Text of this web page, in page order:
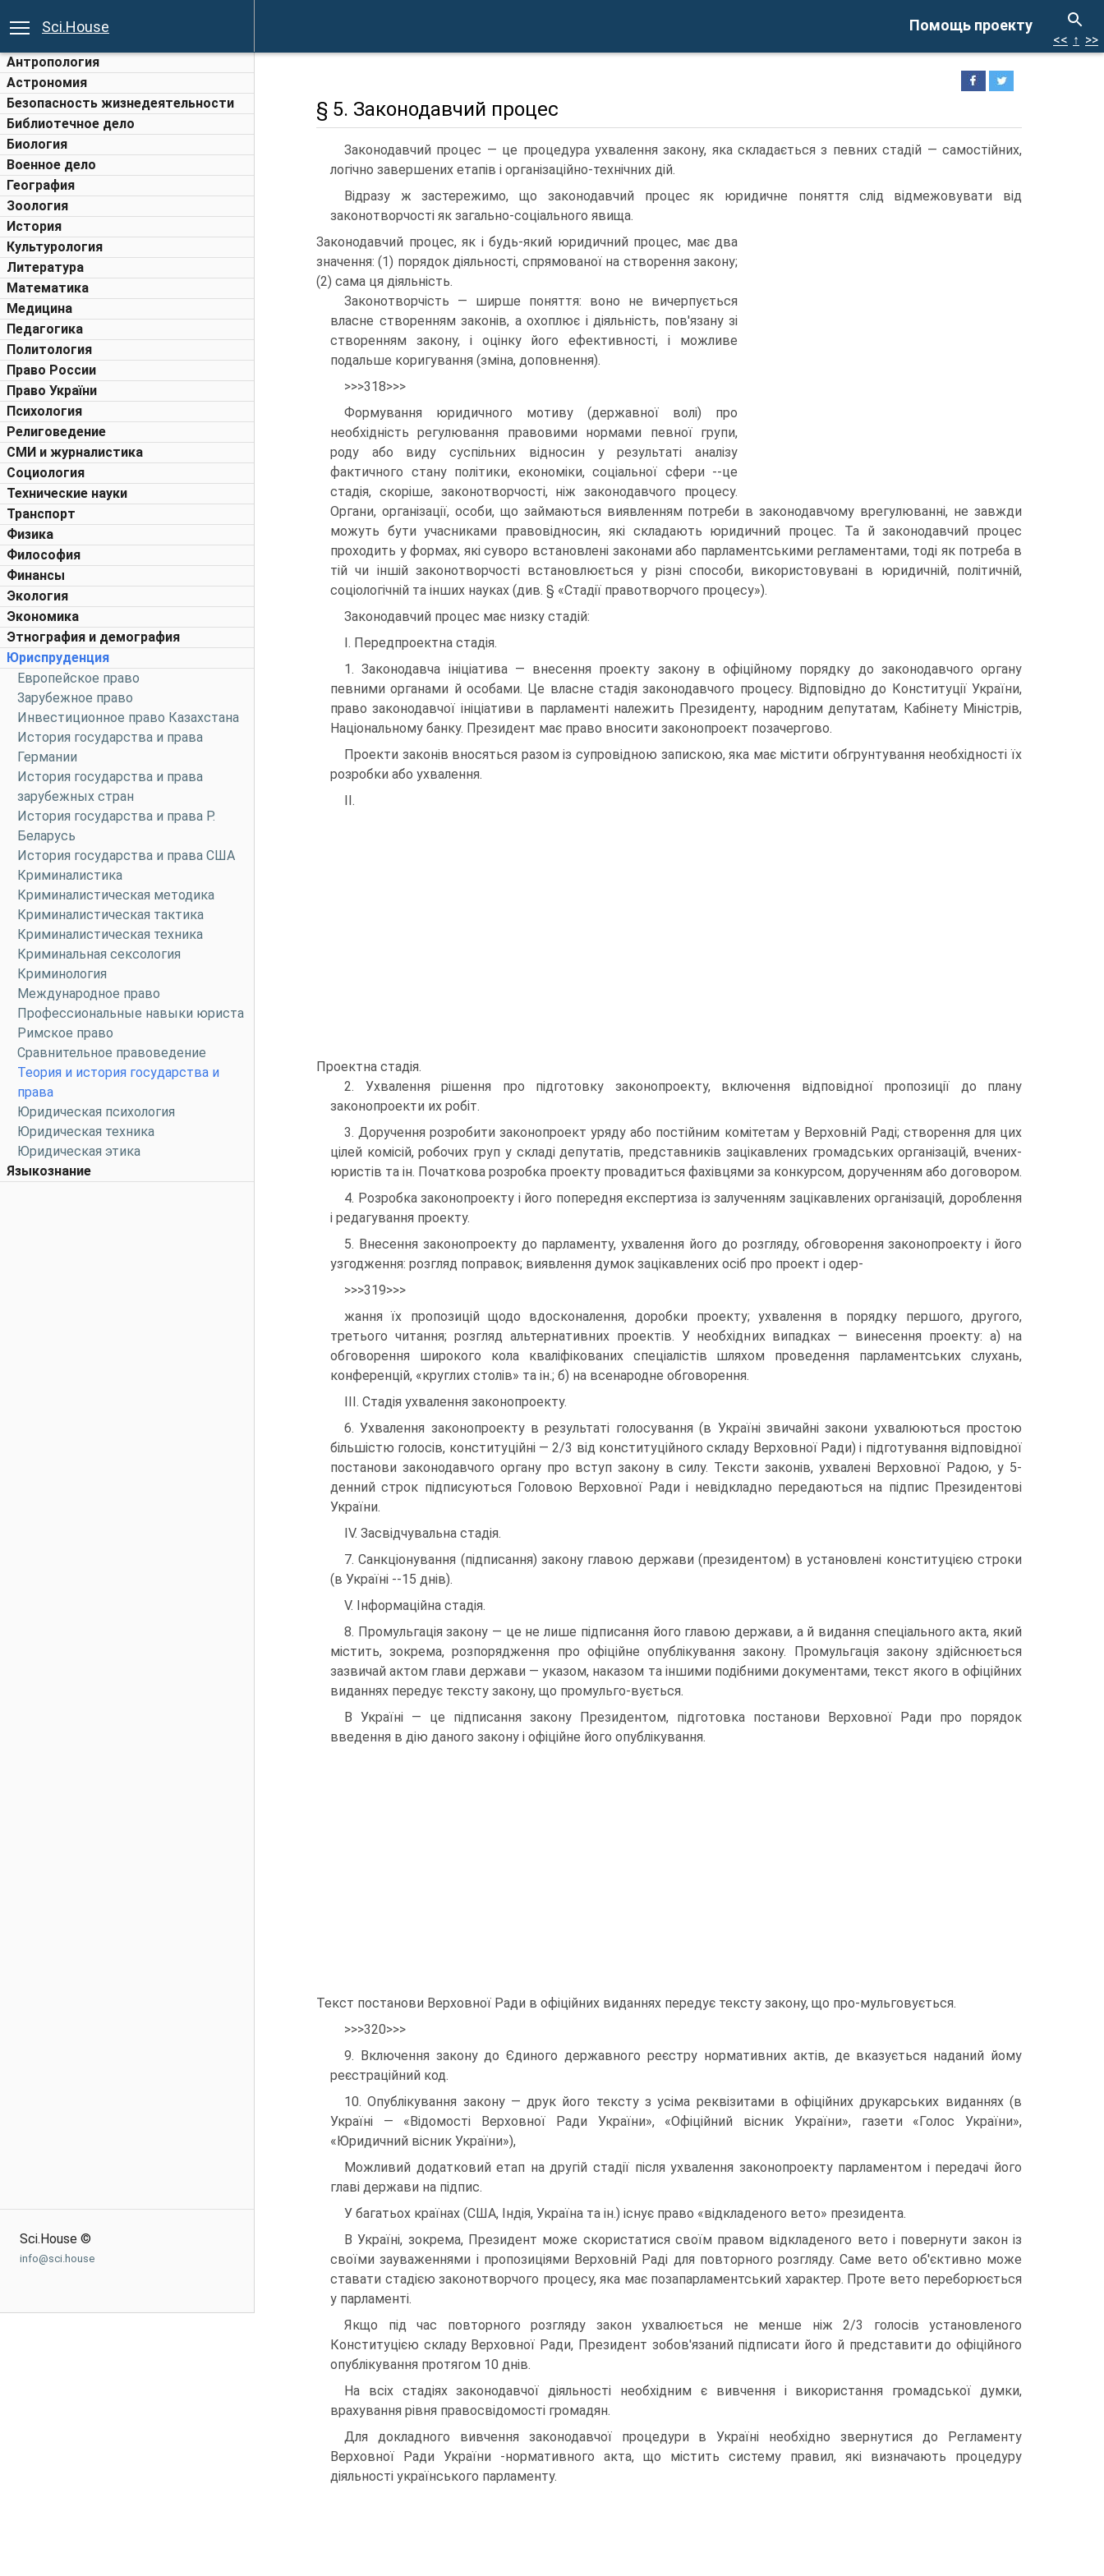
Помощь проекту
Sci.House
Антропология
Астрономия
Безопасность жизнедеятельности
Библиотечное дело
Биология
Военное дело
География
Зоология
История
Культурология
Литература
Математика
Медицина
Педагогика
Политология
Право России
Право України
Психология
Религоведение
СМИ и журналистика
Социология
Технические науки
Транспорт
Физика
Философия
Финансы
Экология
Экономика
Этнография и демография
Юриспруденция
Европейское право
Зарубежное право
Инвестиционное право Казахстана
История государства и права
Германии
История государства и права
зарубежных стран
История государства и права Р.
Беларусь
История государства и права США
Криминалистика
Криминалистическая методика
Криминалистическая тактика
Криминалистическая техника
Криминальная сексология
Криминология
Международное право
Профессиональные навыки юриста
Римское право
Сравнительное правоведение
Теория и история государства и
права
Юридическая психология
Юридическая техника
Юридическая этика
Языкознание
Sci.House ©
info@sci.house
<< ↑ >>
§ 5. Законодавчий процес
Законодавчий процес — це процедура ухвалення закону, яка складається з певних стадій — самостійних,
логічно завершених етапів і організаційно-технічних дій.
Відразу ж застережимо, що законодавчий процес як юридичне поняття слід відмежовувати від
законотворчості як загально-соціального явища.
Законодавчий процес, як і будь-який юридичний процес, має два
значення: (1) порядок діяльності, спрямованої на створення закону;
(2) сама ця діяльність.
Законотворчість — ширше поняття: воно не вичерпується
власне створенням законів, а охоплює і діяльність, пов'язану зі
створенням закону, і оцінку його ефективності, і можливе
подальше коригування (зміна, доповнення).
>>>318>>>
Формування юридичного мотиву (державної волі) про
необхідність регулювання правовими нормами певної групи,
роду або виду суспільних відносин у результаті аналізу
фактичного стану політики, економіки, соціальної сфери --це
стадія, скоріше, законотворчості, ніж законодавчого процесу.
Органи, організації, особи, що займаються виявленням потреби в законодавчому врегулюванні, не завжди
можуть бути учасниками правовідносин, які складають юридичний процес. Та й законодавчий процес
проходить у формах, які суворо встановлені законами або парламентськими регламентами, тоді як потреба в
тій чи іншій законотворчості встановлюється у різні способи, використовувані в юридичній, політичній,
соціологічній та інших науках (див. § «Стадії правотворчого процесу»).
Законодавчий процес має низку стадій:
І. Передпроектна стадія.
1. Законодавча ініціатива — внесення проекту закону в офіційному порядку до законодавчого органу
певними органами й особами. Це власне стадія законодавчого процесу. Відповідно до Конституції України,
право законодавчої ініціативи в парламенті належить Президенту, народним депутатам, Кабінету Міністрів,
Національному банку. Президент має право вносити законопроект позачергово.
Проекти законів вносяться разом із супровідною запискою, яка має містити обгрунтування необхідності їх
розробки або ухвалення.
II.
Проектна стадія.
2. Ухвалення рішення про підготовку законопроекту, включення відповідної пропозиції до плану
законопроекти их робіт.
3. Доручення розробити законопроект уряду або постійним комітетам у Верховній Раді; створення для цих
цілей комісій, робочих груп у складі депутатів, представників зацікавлених громадських організацій, вчених-
юристів та ін. Початкова розробка проекту провадиться фахівцями за конкурсом, дорученням або договором.
4. Розробка законопроекту і його попередня експертиза із залученням зацікавлених організацій, дороблення
і редагування проекту.
5. Внесення законопроекту до парламенту, ухвалення його до розгляду, обговорення законопроекту і його
узгодження: розгляд поправок; виявлення думок зацікавлених осіб про проект і одер-
>>>319>>>
жання їх пропозицій щодо вдосконалення, доробки проекту; ухвалення в порядку першого, другого,
третього читання; розгляд альтернативних проектів. У необхідних випадках — винесення проекту: а) на
обговорення широкого кола кваліфікованих спеціалістів шляхом проведення парламентських слухань,
конференцій, «круглих столів» та ін.; б) на всенародне обговорення.
III. Стадія ухвалення законопроекту.
6. Ухвалення законопроекту в результаті голосування (в Україні звичайні закони ухвалюються простою
більшістю голосів, конституційні — 2/3 від конституційного складу Верховної Ради) і підготування відповідної
постанови законодавчого органу про вступ закону в силу. Тексти законів, ухвалені Верховної Радою, у 5-
денний строк підписуються Головою Верховної Ради і невідкладно передаються на підпис Президентові
України.
IV. Засвідчувальна стадія.
7. Санкціонування (підписання) закону главою держави (президентом) в установлені конституцією строки
(в Україні --15 днів).
V. Інформаційна стадія.
8. Промульгація закону — це не лише підписання його главою держави, а й видання спеціального акта, який
містить, зокрема, розпорядження про офіційне опублікування закону. Промульгація закону здійснюється
зазвичай актом глави держави — указом, наказом та іншими подібними документами, текст якого в офіційних
виданнях передує тексту закону, що промульго-вується.
В Україні — це підписання закону Президентом, підготовка постанови Верховної Ради про порядок
введення в дію даного закону і офіційне його опублікування.
Текст постанови Верховної Ради в офіційних виданнях передує тексту закону, що про-мульговується.
>>>320>>>
9. Включення закону до Єдиного державного реєстру нормативних актів, де вказується наданий йому
реєстраційний код.
10. Опублікування закону — друк його тексту з усіма реквізитами в офіційних друкарських виданнях (в
Україні — «Відомості Верховної Ради України», «Офіційний вісник України», газети «Голос України»,
«Юридичний вісник України»),
Можливий додатковий етап на другій стадії після ухвалення законопроекту парламентом і передачі його
главі держави на підпис.
У багатьох країнах (США, Індія, Україна та ін.) існує право «відкладеного вето» президента.
В Україні, зокрема, Президент може скористатися своїм правом відкладеного вето і повернути закон із
своїми зауваженнями і пропозиціями Верховній Раді для повторного розгляду. Саме вето об'єктивно може
ставати стадією законотворчого процесу, яка має позапарламентський характер. Проте вето переборюється
у парламенті.
Якщо під час повторного розгляду закон ухвалюється не менше ніж 2/3 голосів установленого
Конституцією складу Верховної Ради, Президент зобов'язаний підписати його й представити до офіційного
опублікування протягом 10 днів.
На всіх стадіях законодавчої діяльності необхідним є вивчення і використання громадської думки,
врахування рівня правосвідомості громадян.
Для докладного вивчення законодавчої процедури в Україні необхідно звернутися до Регламенту
Верховної Ради України -нормативного акта, що містить систему правил, які визначають процедуру
діяльності українського парламенту.